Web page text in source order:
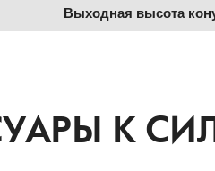
Выходная высота
К